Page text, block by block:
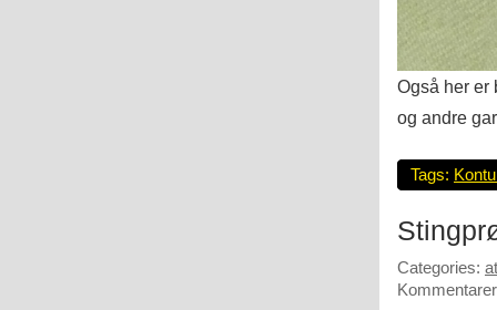
Også her er
og andre
Tags:
Categories: